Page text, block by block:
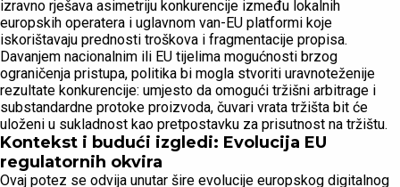
izravno rješava asimetriju konkurencije između lokalnih
europskih operatera i uglavnom van-EU platformi koje
iskorištavaju prednosti troškova i fragmentacije propisa.
Davanjem nacionalnim ili EU tijelima mogućnosti brzog
ograničenja pristupa, politika bi mogla stvoriti uravnoteženije
rezultate konkurencije: umjesto da omogući tržišni arbitrage i
substandardne protoke proizvoda, čuvari vrata tržišta bit će
uloženi u sukladnost kao pretpostavku za prisutnost na tržištu.
Kontekst i budući izgledi: Evolucija EU
regulatornih okvira
Ovaj potez se odvija unutar šire evolucije europskog digitalnog